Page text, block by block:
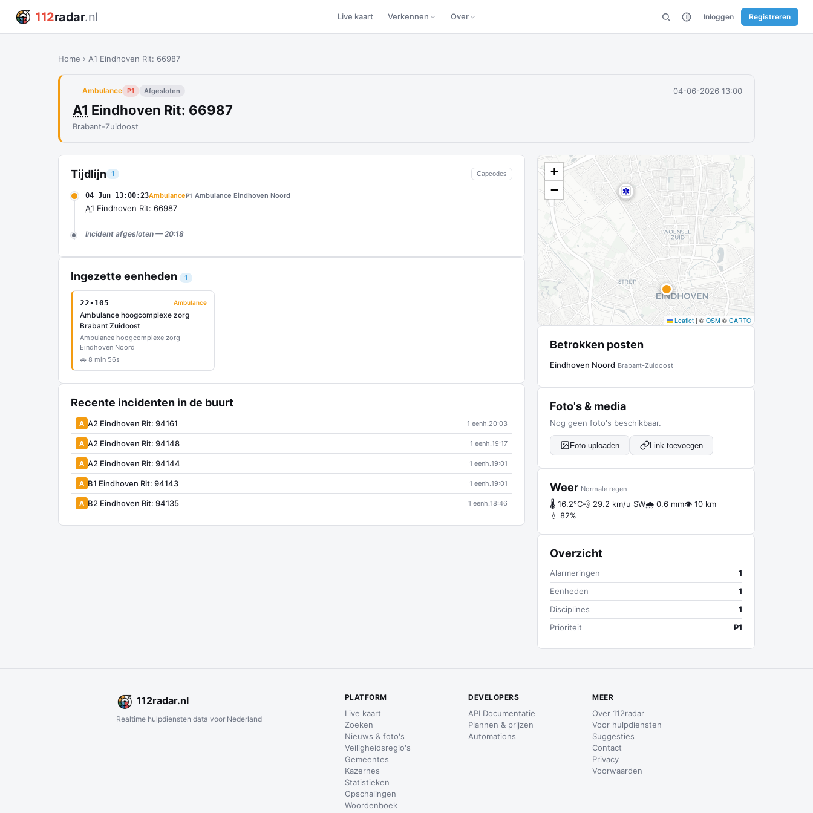
112radar.nl Live kaart Verkennen Over Inloggen Registreren
Home › A1 Eindhoven Rit: 66987
Ambulance P1 Afgesloten 04-06-2026 13:00
A1 Eindhoven Rit: 66987
Brabant-Zuidoost
Tijdlijn 1 Capcodes
04 Jun 13:00:23AmbulanceP1 Ambulance Eindhoven Noord
A1 Eindhoven Rit: 66987
Incident afgesloten — 20:18
Ingezette eenheden 1
22-105 Ambulance
Ambulance hoogcomplexe zorg
Brabant Zuidoost
Ambulance hoogcomplexe zorg
Eindhoven Noord
🚗 8 min 56s
Recente incidenten in de buurt
A A2 Eindhoven Rit: 94161 1 eenh.20:03
A A2 Eindhoven Rit: 94148 1 eenh.19:17
A A2 Eindhoven Rit: 94144 1 eenh.19:01
A B1 Eindhoven Rit: 94143 1 eenh.19:01
A B2 Eindhoven Rit: 94135 1 eenh.18:46
+
−
Leaflet | © OSM © CARTO
Betrokken posten
Eindhoven Noord Brabant-Zuidoost
Foto's & media
Nog geen foto's beschikbaar.
Foto uploaden Link toevoegen
Weer Normale regen
🌡 16.2°C💨 29.2 km/u SW🌧 0.6 mm👁 10 km
💧 82%
Overzicht
Alarmeringen
1
Eenheden
1
Disciplines
1
Prioriteit
P1
112radar.nl
Realtime hulpdiensten data voor Nederland
PLATFORM
Live kaart
Zoeken
Nieuws & foto's
Veiligheidsregio's
Gemeentes
Kazernes
Statistieken
Opschalingen
Woordenboek
DEVELOPERS
API Documentatie
Plannen & prijzen
Automations
MEER
Over 112radar
Voor hulpdiensten
Suggesties
Contact
Privacy
Voorwaarden